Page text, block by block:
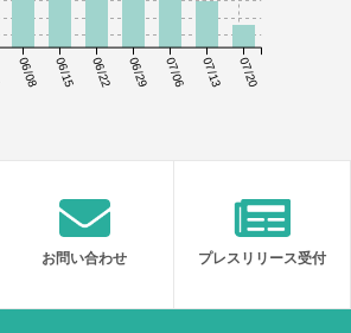
06/08 06/15 06/22 06/29 07/06 07/13 07/20
お問い合わせ プレスリリース受付